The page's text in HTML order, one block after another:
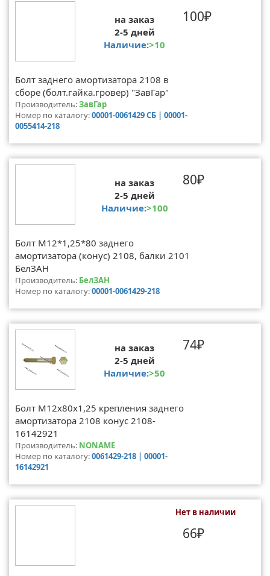
на заказ
2-5 дней
Наличие:>10
100₽
Болт заднего амортизатора 2108 в
сборе (болт.гайка.гровер) "ЗавГар"
Производитель:ЗавГар
Номер по каталогу:00001-0061429 СБ | 00001-
0055414-218
на заказ
2-5 дней
Наличие:>100
80₽
Болт М12*1,25*80 заднего
амортизатора (конус) 2108, балки 2101
БелЗАН
Производитель: БелЗАН
Номер по каталогу:00001-0061429-218
на заказ
2-5 дней
Наличие:>50
74₽
Болт М12х80х1,25 крепления заднего
амортизатора 2108 конус 2108-
16142921
Производитель: NONAME
Номер по каталогу:0061429-218 | 00001-
16142921
Нет в наличии
66₽